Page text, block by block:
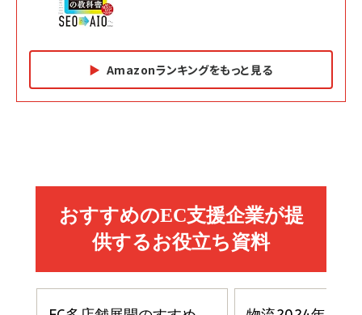
Amazonランキングをもっと見る
副業
￥1,870
小さな会社は戦略が9割
ドリルを売るには穴を売れ
カラダ2026／宮舘涼太]
￥880
anan(アンアン)2026/06/24号 No.2500増刊
スペシャルエディション[王道エンタメの矜持／
￥1,100
イシューからはじめよ［改訂版］――知的生産の「シンプ
ルな本質」
￥2,200
経営メモ 16年の起業家人生で得た知見